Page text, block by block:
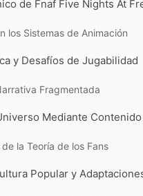
de Fnaf Five Nights At
los Sistemas de Animación
y Desafíos de Jugabilidad
Fragmentada
Mediante
de la Teoría de los Fans
Popular y